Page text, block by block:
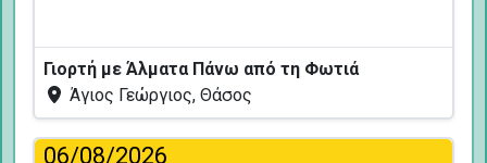
Γιορτή με Άλματα Πάνω από τη Φωτιά
Άγιος Γεώργιος, Θάσος
06/08/2026